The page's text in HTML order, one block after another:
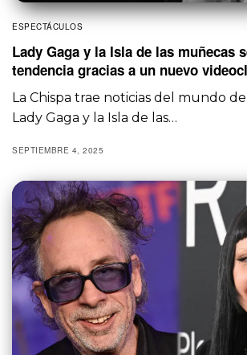
ESPECTÁCULOS
Lady Gaga y la Isla de las muñecas
tendencia gracias a un nuevo
La Chispa trae noticias del mundo
Lady Gaga y la Isla de las…
SEPTIEMBRE 4, 2025